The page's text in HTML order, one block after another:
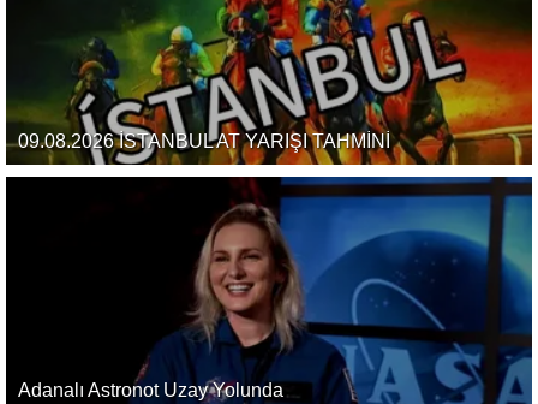
09.08.2026 İSTANBUL AT YARIŞI TAHMİNİ
Adanalı Astronot Uzay Yolunda